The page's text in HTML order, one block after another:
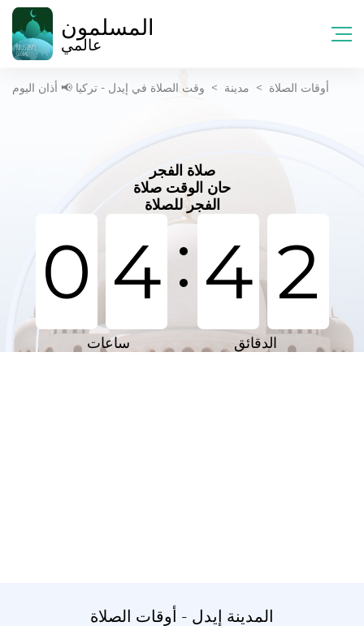
المسلمون
عالمي
أوقات الصلاة > مدينة > وقت الصلاة في إيدل - تركيا 📢 أذان اليوم
صلاة الفجر
حان الوقت صلاة
الفجر للصلاة
0 4:4 2
ساعات الدقائق
المدينة إيدل - أوقات الصلاة